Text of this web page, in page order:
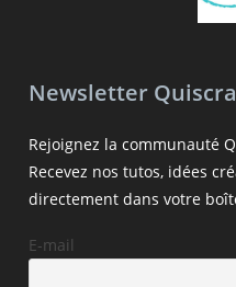
Newsletter
Rejoignez la communauté
Recevez nos tutos, idées
directement dans votre
E-mail